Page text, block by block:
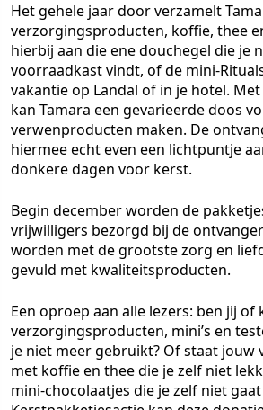
Het gehele jaar door verzamelt
verzorgingsproducten, koffie, thee
hierbij aan die ene douchegel die je
voorraadkast vindt, of de mini-
vakantie op Landal of in je hotel.
kan Tamara een gevarieerde doos
verwenproducten maken. De
hiermee echt even een lichtpuntje
donkere dagen voor kerst.
Begin december worden de
vrijwilligers bezorgd bij de
worden met de grootste zorg en
gevuld met kwaliteitsproducten.
Een oproep aan alle lezers: ben jij of
verzorgingsproducten, mini’s en
je niet meer gebruikt? Of staat jouw
met koffie en thee die je zelf niet
mini-chocolaatjes die je zelf niet